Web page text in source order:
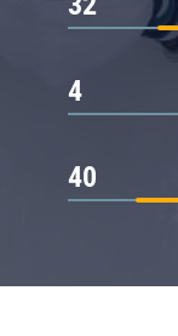
4
40